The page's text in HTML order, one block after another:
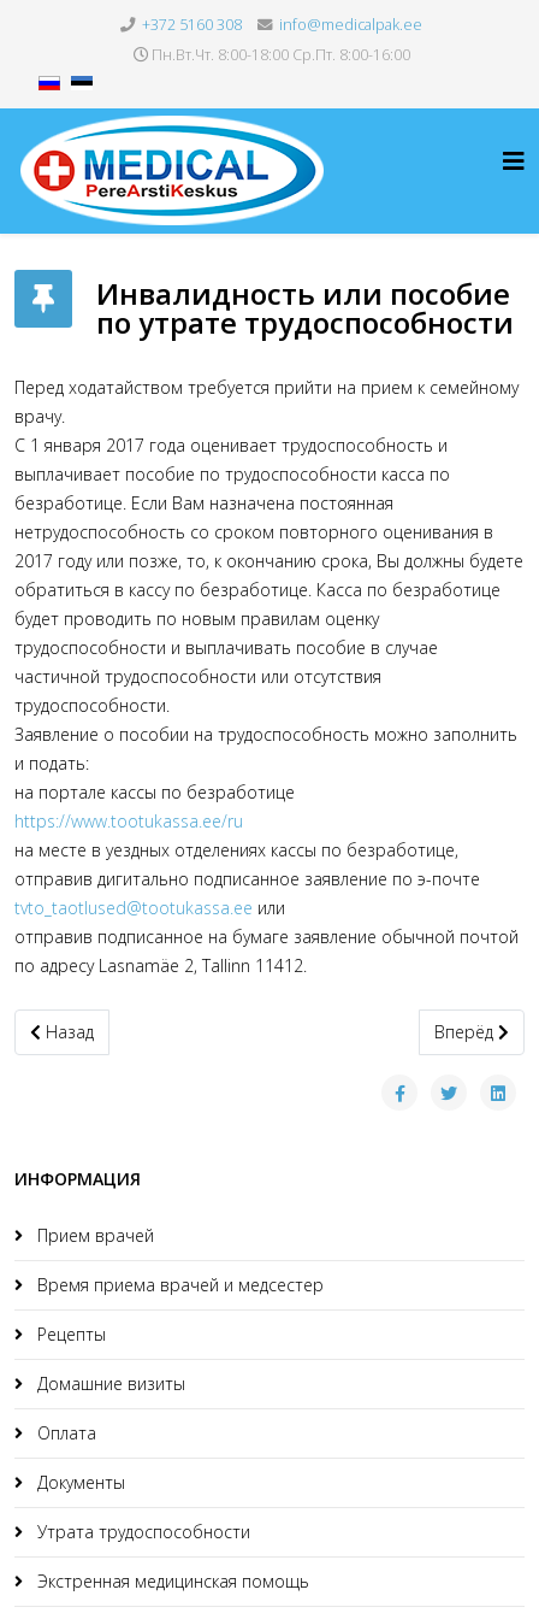
+372 5160 308
info@medicalpak.ee
Пн.Вт.Чт. 8:00-18:00 Ср.Пт. 8:00-16:00
Инвалидность или пособие
по утрате трудоспособности
Перед ходатайством требуется прийти на прием к семейному
врачу.
С 1 января 2017 года оценивает трудоспособность и
выплачивает пособие по трудоспособности касса по
безработице. Если Вам назначена постоянная
нетрудоспособность со сроком повторного оценивания в
2017 году или позже, то, к окончанию срока, Вы должны будете
обратиться в кассу по безработице. Касса по безработице
будет проводить по новым правилам оценку
трудоспособности и выплачивать пособие в случае
частичной трудоспособности или отсутствия
трудоспособности.
Заявление о пособии на трудоспособность можно заполнить
и подать:
на портале кассы по безработице
https://www.tootukassa.ee/ru
на месте в уездных отделениях кассы по безработице,
отправив дигитально подписанное заявление по э-почте
tvto_taotlused@tootukassa.ee или
отправив подписанное на бумаге заявление обычной почтой
по адресу Lasnamäe 2, Tallinn 11412.
Предыдущий материал: Экстренная медицинская помощь
Назад Следующий
Вперёд
ИНФОРМАЦИЯ
Прием врачей
Время приема врачей и медсестер
Рецепты
Домашние визиты
Оплата
Документы
Утрата трудоспособности
Экстренная медицинская помощь